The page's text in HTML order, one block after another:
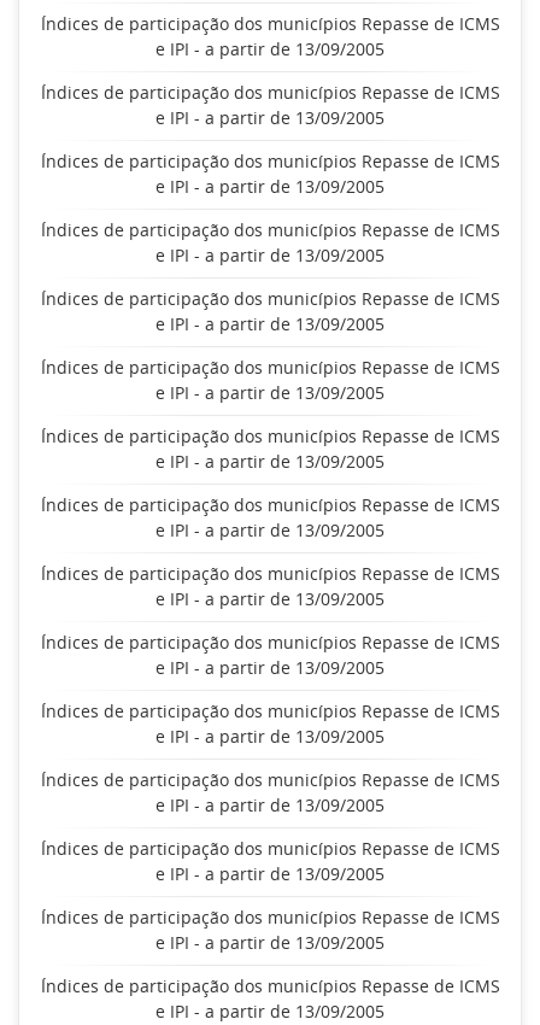
Índices de participação dos municípios Repasse de ICMS
e IPI - a partir de 13/09/2005
Índices de participação dos municípios Repasse de ICMS
e IPI - a partir de 13/09/2005
Índices de participação dos municípios Repasse de ICMS
e IPI - a partir de 13/09/2005
Índices de participação dos municípios Repasse de ICMS
e IPI - a partir de 13/09/2005
Índices de participação dos municípios Repasse de ICMS
e IPI - a partir de 13/09/2005
Índices de participação dos municípios Repasse de ICMS
e IPI - a partir de 13/09/2005
Índices de participação dos municípios Repasse de ICMS
e IPI - a partir de 13/09/2005
Índices de participação dos municípios Repasse de ICMS
e IPI - a partir de 13/09/2005
Índices de participação dos municípios Repasse de ICMS
e IPI - a partir de 13/09/2005
Índices de participação dos municípios Repasse de ICMS
e IPI - a partir de 13/09/2005
Índices de participação dos municípios Repasse de ICMS
e IPI - a partir de 13/09/2005
Índices de participação dos municípios Repasse de ICMS
e IPI - a partir de 13/09/2005
Índices de participação dos municípios Repasse de ICMS
e IPI - a partir de 13/09/2005
Índices de participação dos municípios Repasse de ICMS
e IPI - a partir de 13/09/2005
Índices de participação dos municípios Repasse de ICMS
e IPI - a partir de 13/09/2005